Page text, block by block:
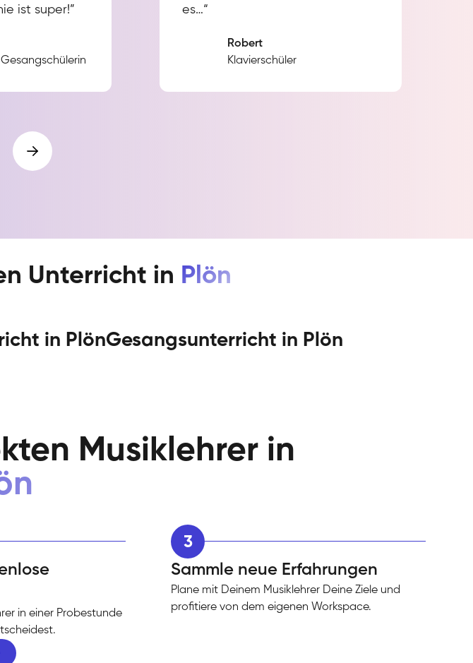
ist super!”
es…“
Robert
Klavierschüler
Unterricht in Plön
in PlönGesangsunterricht in Plön
Musiklehrer in
in einer Probestunde
3
Sammle neue Erfahrungen
Plane mit Deinem Musiklehrer Deine Ziele und
profitiere von dem eigenen Workspace.